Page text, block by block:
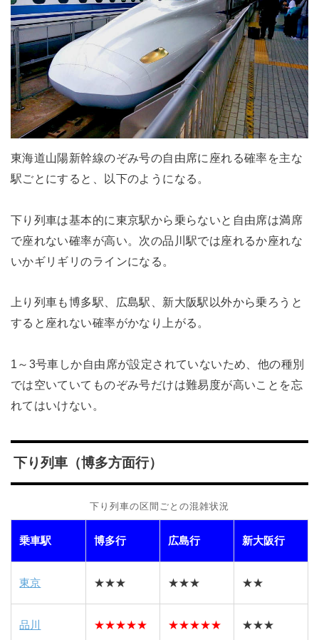
東海道山陽新幹線のぞみ号の自由席に座れる確率を主な
駅ごとにすると、以下のようになる。
下り列車は基本的に東京駅から乗らないと自由席は満席
で座れない確率が高い。次の品川駅では座れるか座れな
いかギリギリのラインになる。
上り列車も博多駅、広島駅、新大阪駅以外から乗ろうと
すると座れない確率がかなり上がる。
1～3号車しか自由席が設定されていないため、他の種別
では空いていてものぞみ号だけは難易度が高いことを忘
れてはいけない。
下り列車（博多方面行）
下り列車の区間ごとの混雑状況
乗車駅 博多行 広島行 新大阪行
東京 ★★★ ★★★ ★★
品川 ★★★★★ ★★★★★ ★★★